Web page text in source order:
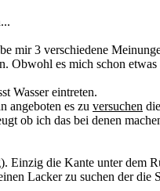
mir 3 verschiedene
Obwohl es mich schon etwas
Wasser eintreten.
angeboten es zu versuchen
ob ich das bei denen
Einzig die Kante unter dem
Lacker zu suchen der die